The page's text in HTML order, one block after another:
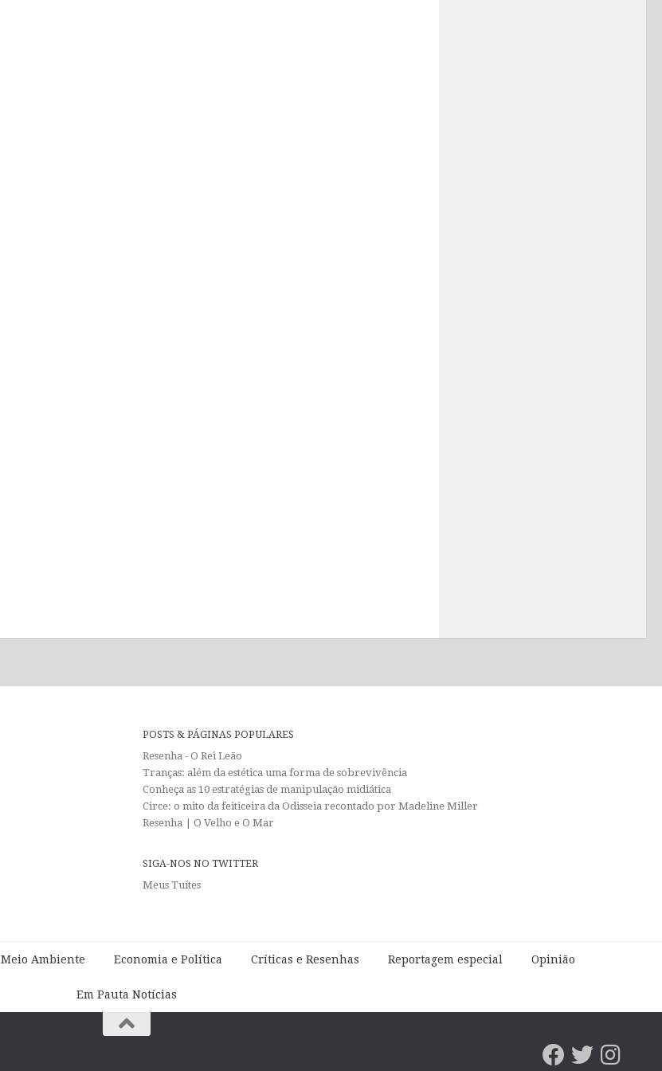
POSTS & PÁGINAS POPULARES
Resenha - O Rei Leão
Tranças: além da estética uma forma de sobrevivência
Conheça as 10 estratégias de manipulação midiática
Circe: o mito da feiticeira da Odisseia recontado por Madeline Miller
Resenha | O Velho e O Mar
SIGA-NOS NO TWITTER
Meus Tuítes
Meio Ambiente Economia e Política Críticas e Resenhas Reportagem especial Opinião
Em Pauta Notícias